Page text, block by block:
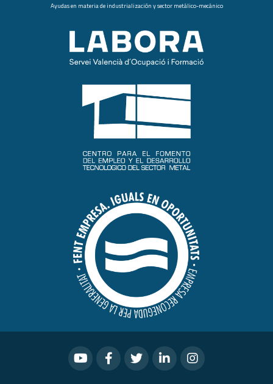
Ayudas en materia de industrialización y sector metálico-mecánico